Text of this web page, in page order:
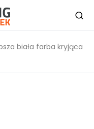
biała farba kryjąca